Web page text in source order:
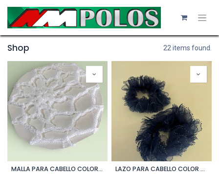
Shop 22 items found.
MALLA PARA CABELLO COLOR BLANCO (POLI) LAZO PARA CABELLO COLOR AZUL MARINO (ORG)